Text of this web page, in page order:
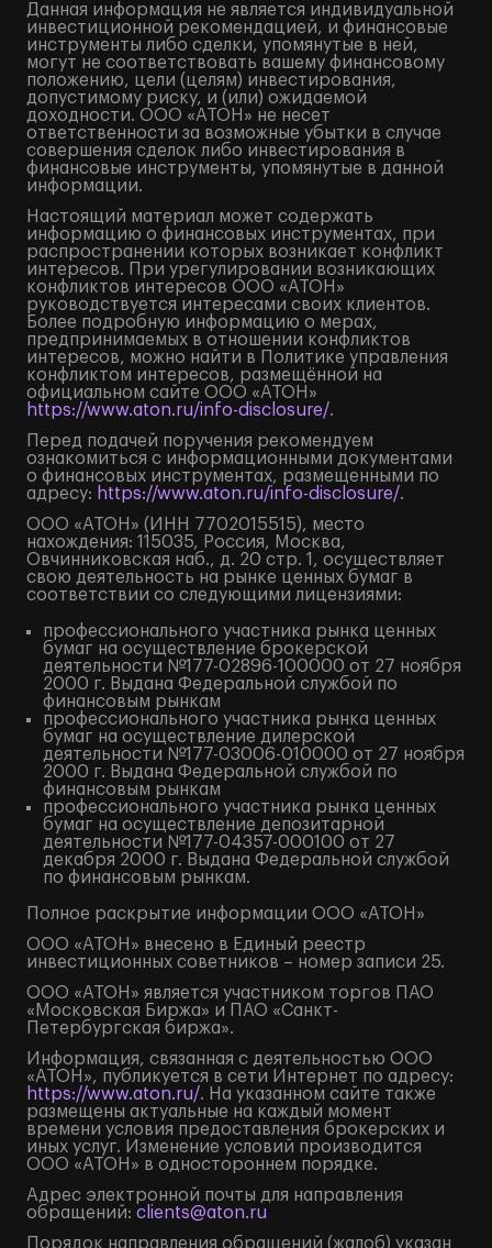
Данная информация не является индивидуальной
инвестиционной рекомендацией, и финансовые
инструменты либо сделки, упомянутые в ней,
могут не соответствовать вашему финансовому
положению, цели (целям) инвестирования,
допустимому риску, и (или) ожидаемой
доходности. ООО «АТОН» не несет
ответственности за возможные убытки в случае
совершения сделок либо инвестирования в
финансовые инструменты, упомянутые в данной
информации.
Настоящий материал может содержать
информацию о финансовых инструментах, при
распространении которых возникает конфликт
интересов. При урегулировании возникающих
конфликтов интересов ООО «АТОН»
руководствуется интересами своих клиентов.
Более подробную информацию о мерах,
предпринимаемых в отношении конфликтов
интересов, можно найти в Политике управления
конфликтом интересов, размещённой на
официальном сайте ООО «АТОН»
https://www.aton.ru/info-disclosure/.
Перед подачей поручения рекомендуем
ознакомиться с информационными документами
о финансовых инструментах, размещенными по
адресу: https://www.aton.ru/info-disclosure/.
ООО «АТОН» (ИНН 7702015515), место
нахождения: 115035, Россия, Москва,
Овчинниковская наб., д. 20 стр. 1, осуществляет
свою деятельность на рынке ценных бумаг в
соответствии со следующими лицензиями:
профессионального участника рынка ценных
бумаг на осуществление брокерской
деятельности №177-02896-100000 от 27 ноября
2000 г. Выдана Федеральной службой по
финансовым рынкам
профессионального участника рынка ценных
бумаг на осуществление дилерской
деятельности №177-03006-010000 от 27 ноября
2000 г. Выдана Федеральной службой по
финансовым рынкам
профессионального участника рынка ценных
бумаг на осуществление депозитарной
деятельности №177-04357-000100 от 27
декабря 2000 г. Выдана Федеральной службой
по финансовым рынкам.
Полное раскрытие информации ООО «АТОН»
ООО «АТОН» внесено в Единый реестр
инвестиционных советников – номер записи 25.
ООО «АТОН» является участником торгов ПАО
«Московская Биржа» и ПАО «Санкт-
Петербургская биржа».
Информация, связанная с деятельностью ООО
«АТОН», публикуется в сети Интернет по адресу:
https://www.aton.ru/. На указанном сайте также
размещены актуальные на каждый момент
времени условия предоставления брокерских и
иных услуг. Изменение условий производится
ООО «АТОН» в одностороннем порядке.
Адрес электронной почты для направления
обращений: clients@aton.ru
Порядок направления обращений (жалоб) указан